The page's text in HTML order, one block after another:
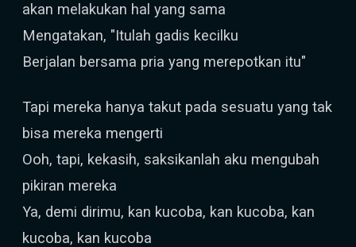
akan melakukan hal yang sama
Mengatakan, "Itulah gadis kecilku
Berjalan bersama pria yang merepotkan itu"
Tapi mereka hanya takut pada sesuatu yang tak
bisa mereka mengerti
Ooh, tapi, kekasih, saksikanlah aku mengubah
pikiran mereka
Ya, demi dirimu, kan kucoba, kan kucoba, kan
kucoba, kan kucoba